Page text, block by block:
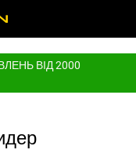
ВІД 2000